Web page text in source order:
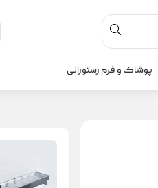
پوشاک و فرم رستورانی